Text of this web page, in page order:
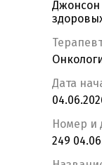
Джонсон
Дата
Номер и
249